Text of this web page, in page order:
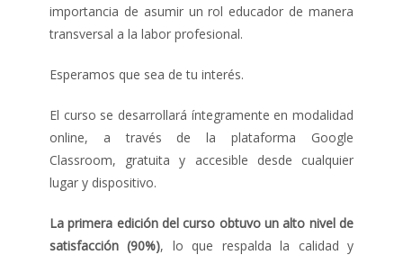
importancia de asumir un rol educador de manera
transversal a la labor profesional.
Esperamos que sea de tu interés.
El curso se desarrollará íntegramente en modalidad
online, a través de la plataforma Google
Classroom, gratuita y accesible desde cualquier
lugar y dispositivo.
La primera edición del curso obtuvo un alto nivel de
satisfacción (90%), lo que respalda la calidad y